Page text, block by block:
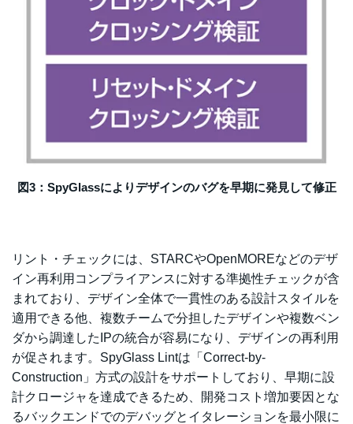
図3：SpyGlassによりデザインのバグを早期に発見して修正
リント・チェックには、STARCやOpenMOREなどのデザ
イン再利用コンプライアンスに対する準拠性チェックが含
まれており、デザイン全体で一貫性のある設計スタイルを
適用できる他、複数チームで分担したデザインや複数ベン
ダから調達したIPの統合が容易になり、デザインの再利用
が促されます。SpyGlass Lintは「Correct-by-
Construction」方式の設計をサポートしており、早期に設
計クロージャを達成できるため、開発コスト増加要因とな
るバックエンドでのデバッグとイタレーションを最小限に